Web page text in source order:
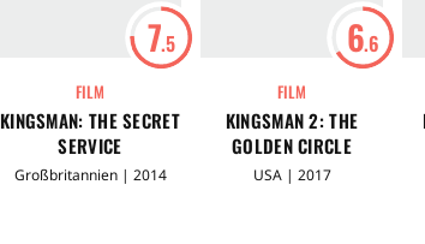
7.5
FILM
KINGSMAN: THE SECRET
SERVICE
Großbritannien | 2014
6.6
FILM
KINGSMAN 2: THE
GOLDEN CIRCLE
USA | 2017